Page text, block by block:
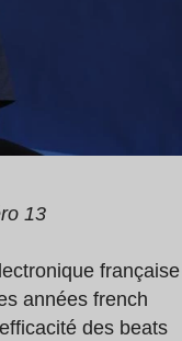
13
française
années french
des beats